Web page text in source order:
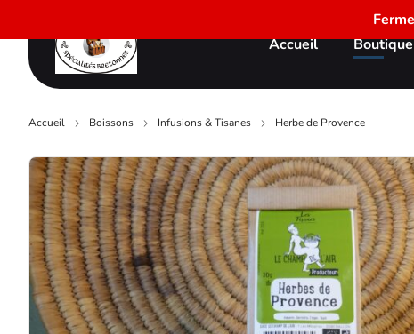
Accueil
Boutique
Accueil Boissons Infusions & Tisanes Herbe de Provence